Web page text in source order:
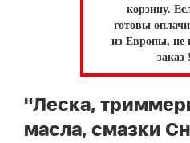
корзину.
готовы
из Европы, не
заказ
"Леска,
масла, смазки